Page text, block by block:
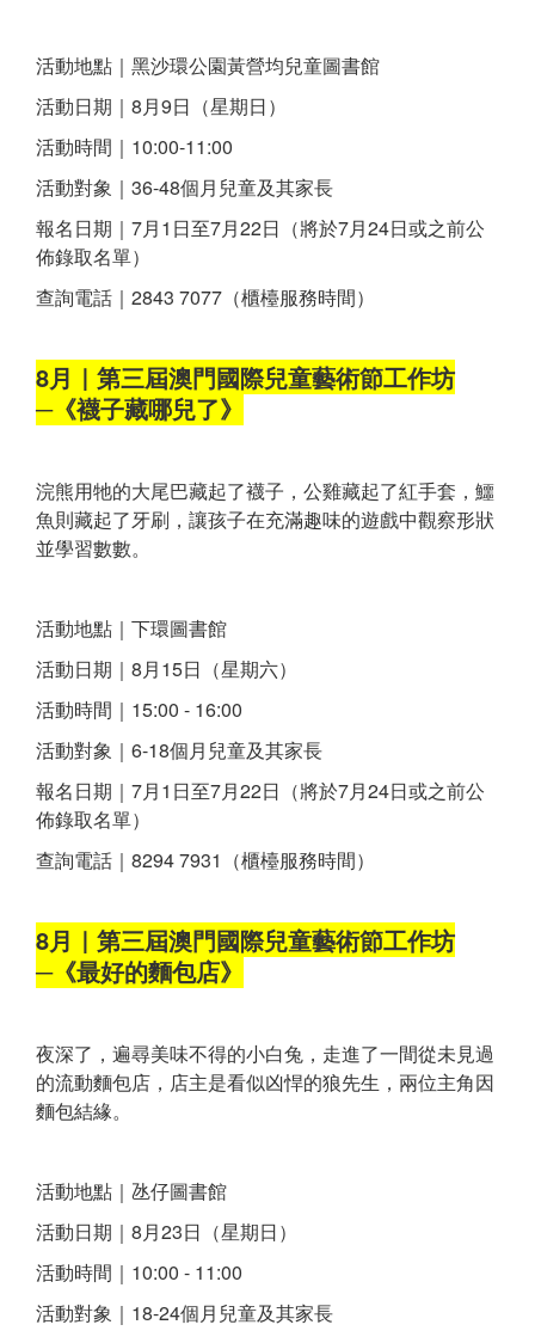
活動地點｜黑沙環公園黃營均兒童圖書館
活動日期｜8月9日（星期日）
活動時間｜10:00-11:00
活動對象｜36-48個月兒童及其家長
報名日期｜7月1日至7月22日（將於7月24日或之前公
佈錄取名單）
查詢電話｜2843 7077（櫃檯服務時間）
8月｜第三屆澳門國際兒童藝術節工作坊
─《襪子藏哪兒了》
浣熊用牠的大尾巴藏起了襪子，公雞藏起了紅手套，鱷
魚則藏起了牙刷，讓孩子在充滿趣味的遊戲中觀察形狀
並學習數數。
活動地點｜下環圖書館
活動日期｜8月15日（星期六）
活動時間｜15:00 - 16:00
活動對象｜6-18個月兒童及其家長
報名日期｜7月1日至7月22日（將於7月24日或之前公
佈錄取名單）
查詢電話｜8294 7931（櫃檯服務時間）
8月｜第三屆澳門國際兒童藝術節工作坊
─《最好的麵包店》
夜深了，遍尋美味不得的小白兔，走進了一間從未見過
的流動麵包店，店主是看似凶悍的狼先生，兩位主角因
麵包結緣。
活動地點｜氹仔圖書館
活動日期｜8月23日（星期日）
活動時間｜10:00 - 11:00
活動對象｜18-24個月兒童及其家長